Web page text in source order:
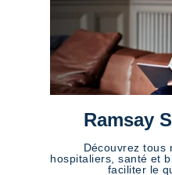
Ramsay
Découvrez tous
hospitaliers, santé et
faciliter le